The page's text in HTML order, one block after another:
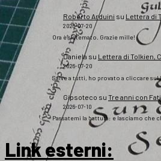
Roberto Arduini su Lettera di
2026-07-20
Ora è sistemato. Grazie mille!
Daniela su Lettera di Tolkien,
2026-07-20
Salve a tutti, ho provato a cliccare
Gipsoteco su Tre anni con
2026-07-10
Passatemi la battuta: e lasciamo che
Link esterni: